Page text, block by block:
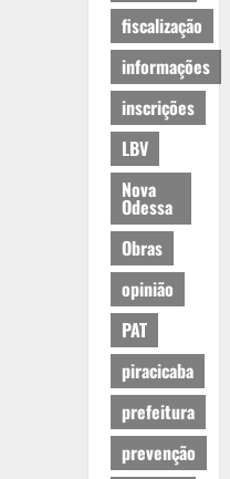
fiscalização
informações
inscrições
LBV
Nova
Odessa
Obras
opinião
PAT
piracicaba
prefeitura
prevenção